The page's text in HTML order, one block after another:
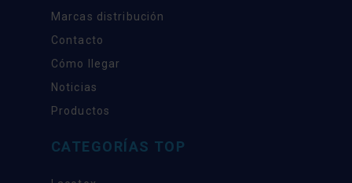
Marcas distribución
Contacto
Cómo llegar
Noticias
Productos
CATEGORÍAS TOP